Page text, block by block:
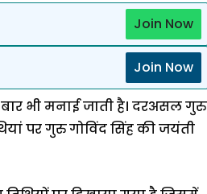
Join Now
Join Now
भी मनाई जाती है। दरअसल गुरु
पर गुरु गोविंद सिंह की जयंती